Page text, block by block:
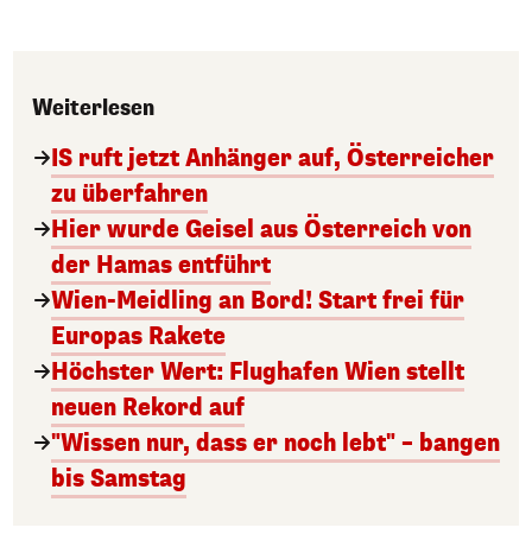
Weiterlesen
IS ruft jetzt Anhänger auf, Österreicher
zu überfahren
Hier wurde Geisel aus Österreich von
der Hamas entführt
Wien-Meidling an Bord! Start frei für
Europas Rakete
Höchster Wert: Flughafen Wien stellt
neuen Rekord auf
"Wissen nur, dass er noch lebt" – bangen
bis Samstag